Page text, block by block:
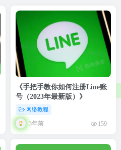
《手把手教你如何注册Line账
号（2023年最新版）》
网络教程
3年前 159